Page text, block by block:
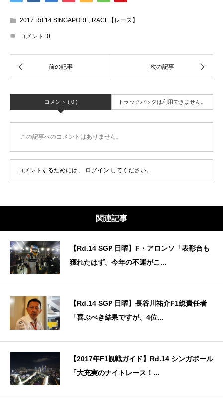
2017 Rd.14 SINGAPORE, RACE【レース】
コメント: 0
コメント ( 0 ) トラックバックは利用できません。
この記事へのコメントはありません。
コメントするためには、 ログイン してください。
関連記事
【Rd.14 SGP 日曜】F・アロンソ「表彰台も
獲れたはず。今年の不運がこ...
【Rd.14 SGP 日曜】長谷川祐介F1総責任者
「喜ぶべき結果ですが、4位...
【2017年F1観戦ガイド】Rd.14 シンガポール
「大充実のナイトレース！...